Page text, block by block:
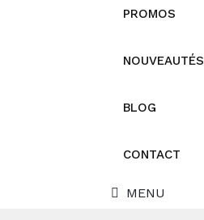
PROMOS
NOUVEAUTÉS
BLOG
CONTACT
MENU